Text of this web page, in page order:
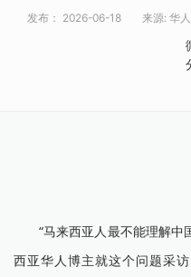
发布： 2026-06-18 来源: 华
“马来西亚人最不能理解中
西亚华人博主就这个问题采